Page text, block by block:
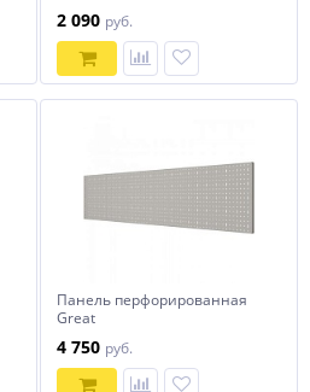
2 090 руб.
Панель перфорированная
Great
4 750 руб.